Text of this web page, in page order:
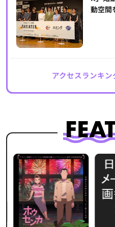
動空間
アクセスランキ